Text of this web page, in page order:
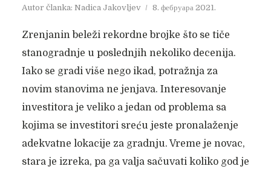
Autor članka: Nadica Jakovljev 8. фебруара 2021.
Zrenjanin beleži rekordne brojke što se tiče
stanogradnje u poslednjih nekoliko decenija.
Iako se gradi više nego ikad, potražnja za
novim stanovima ne jenjava. Interesovanje
investitora je veliko a jedan od problema sa
kojima se investitori sreću jeste pronalaženje
adekvatne lokacije za gradnju. Vreme je novac,
stara je izreka, pa ga valja sačuvati koliko god je